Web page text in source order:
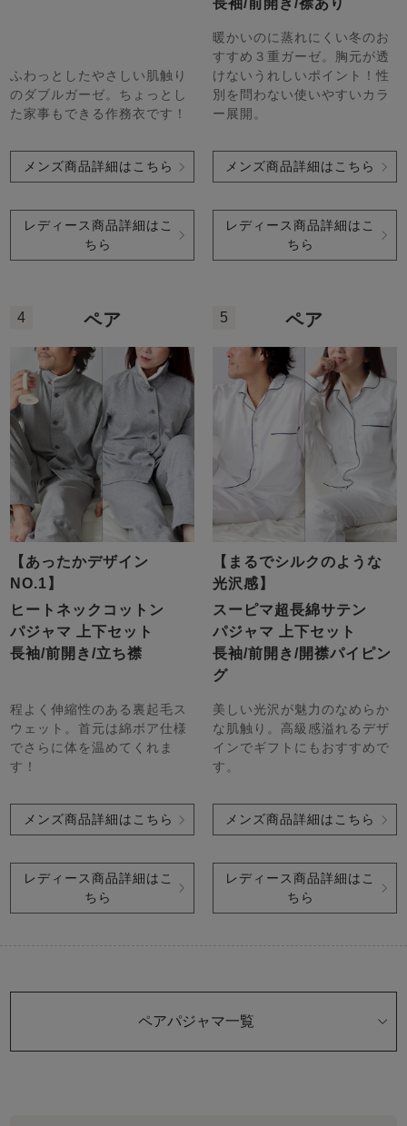
ふわっとしたやさしい肌触り
のダブルガーゼ。ちょっとし
た家事もできる作務衣です！
メンズ商品詳細はこちら
レディース商品詳細はこ
ちら
長袖/前開き/襟あり
暖かいのに蒸れにくい冬のお
すすめ３重ガーゼ。胸元が透
けないうれしいポイント！性
別を問わない使いやすいカラ
ー展開。
メンズ商品詳細はこちら
レディース商品詳細はこ
ちら
4 ペア
【あったかデザイン
NO.1】
ヒートネックコットン
パジャマ 上下セット
長袖/前開き/立ち襟
程よく伸縮性のある裏起毛ス
ウェット。首元は綿ボア仕様
でさらに体を温めてくれま
す！
メンズ商品詳細はこちら
レディース商品詳細はこ
ちら
5 ペア
【まるでシルクのような
光沢感】
スーピマ超長綿サテン
パジャマ 上下セット
長袖/前開き/開襟パイピン
グ
美しい光沢が魅力のなめらか
な肌触り。高級感溢れるデザ
インでギフトにもおすすめで
す。
メンズ商品詳細はこちら
レディース商品詳細はこ
ちら
ペアパジャマ一覧